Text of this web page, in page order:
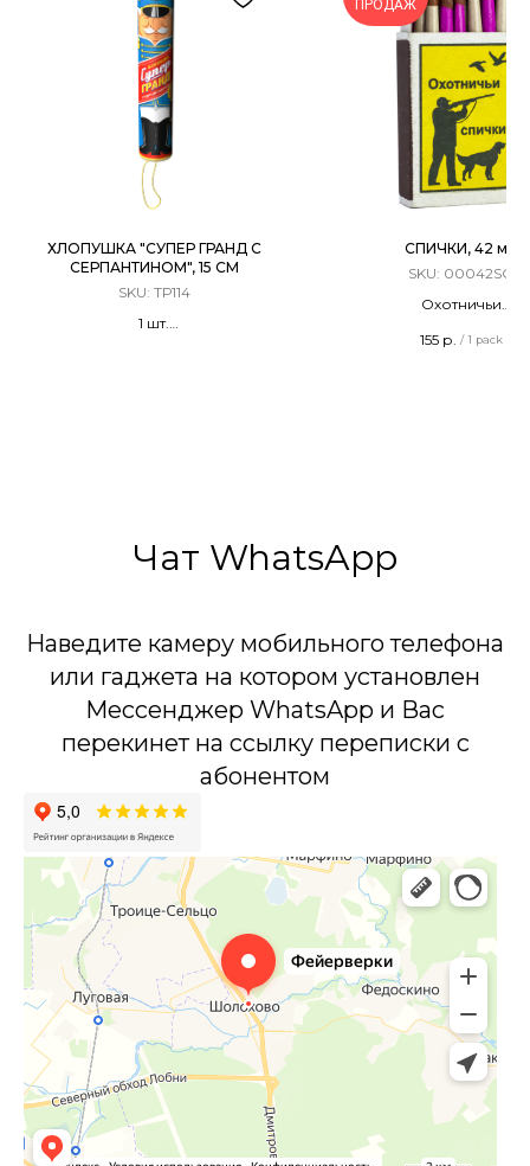
ХЛОПУШКА "СУПЕР ГРАНД С
СЕРПАНТИНОМ", 15 СМ
SKU: ТР114
1 шт.
ПРОДАЖ
СПИЧКИ, 42 мм
SKU: 00042SO
Охотничьи
Длина - 42 мм
155 р. / 1 pack
Чат WhatsApp
Наведите камеру мобильного телефона
или гаджета на котором установлен
Мессенджер WhatsApp и Вас
перекинет на ссылку переписки с
абонентом